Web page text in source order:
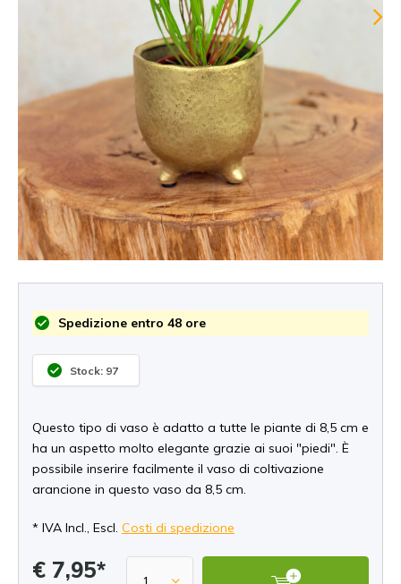
Spedizione entro 48 ore
Stock: 97
Questo tipo di vaso è adatto a tutte le piante di 8,5 cm e
ha un aspetto molto elegante grazie ai suoi "piedi". È
possibile inserire facilmente il vaso di coltivazione
arancione in questo vaso da 8,5 cm.
* IVA Incl., Escl. Costi di spedizione
€ 7,95*